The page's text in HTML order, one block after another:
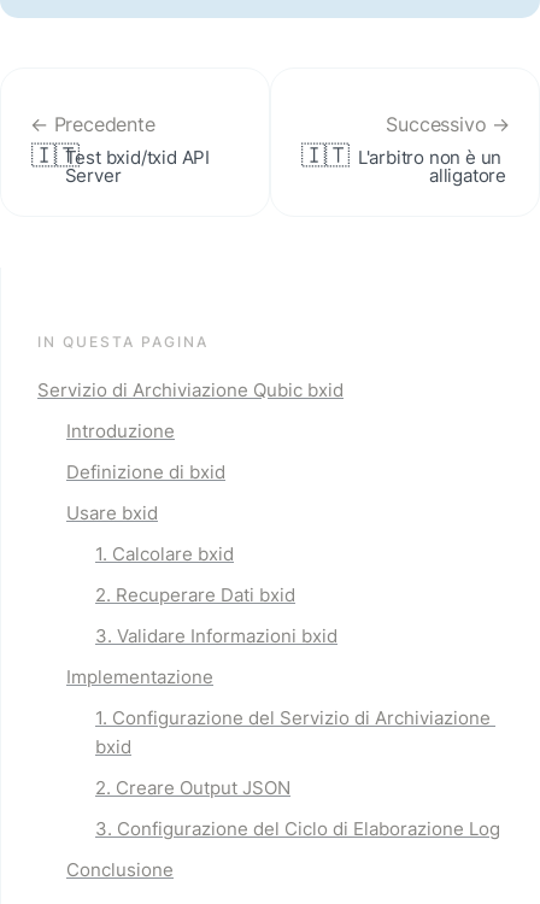
← Precedente
🇮🇹Test bxid/txid API
Server
Successivo →
🇮🇹 L'arbitro non è un
alligatore
IN QUESTA PAGINA
Servizio di Archiviazione Qubic bxid
Introduzione
Definizione di bxid
Usare bxid
1. Calcolare bxid
2. Recuperare Dati bxid
3. Validare Informazioni bxid
Implementazione
1. Configurazione del Servizio di Archiviazione
bxid
2. Creare Output JSON
3. Configurazione del Ciclo di Elaborazione Log
Conclusione